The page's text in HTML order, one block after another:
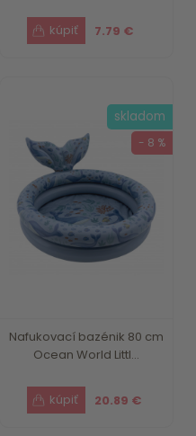
7.79 €
Nafukovací bazénik 80 cm
Ocean World Littl...
20.89 €
skladom
- 8 %